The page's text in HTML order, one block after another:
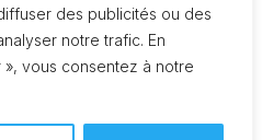
des publicités ou des
notre trafic. En
vous consentez à notre
2024. Designed and